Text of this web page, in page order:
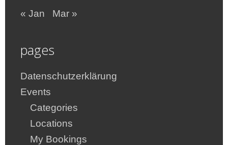
« Jan Mar »
pages
Datenschutzerklärung
Events
Categories
Locations
My Bookings